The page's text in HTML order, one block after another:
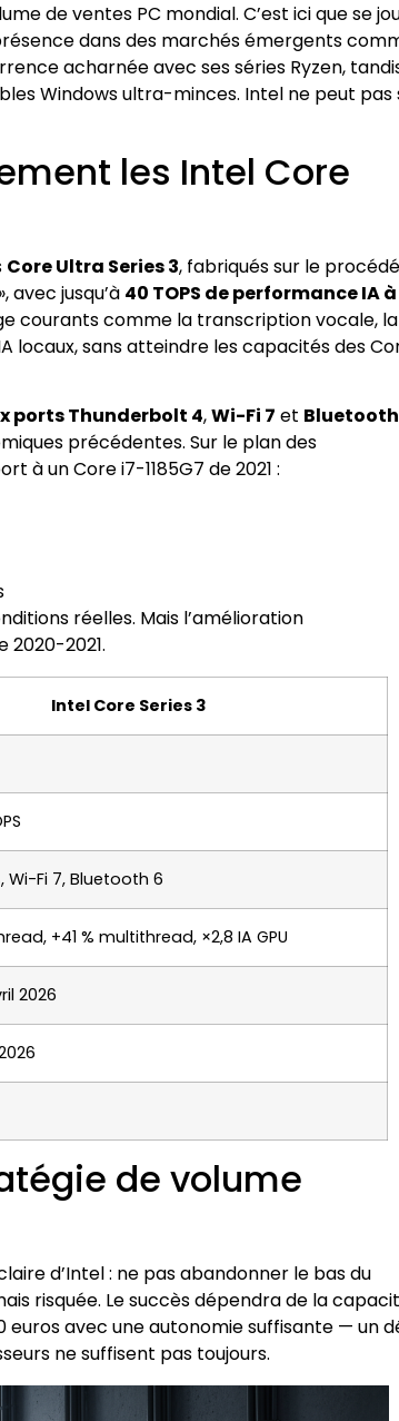
de ventes PC mondial. C’est ici que se
dans des marchés émergents
acharnée avec ses séries Ryzen,
Windows ultra-minces. Intel ne peut pas
les Intel Core
Core Ultra Series 3, fabriqués sur le procédé
avec jusqu’à 40 TOPS de performance IA à
courants comme la transcription vocale, la
locaux, sans atteindre les capacités des
ports Thunderbolt 4,Wi-Fi 7 et
précédentes. Sur le plan des
à un Core i7-1185G7 de 2021 :
réelles. Mais l’amélioration
2020-2021.
Intel Core Series 3
Wi-Fi 7, Bluetooth 6
+41 % multithread, ×2,8 IA GPU
2026
de volume
d’Intel : ne pas abandonner le bas du
risquée. Le succès dépendra de la
avec une autonomie suffisante — un
ne suffisent pas toujours.